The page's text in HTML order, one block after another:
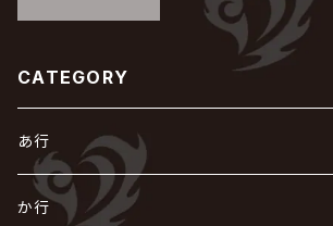
CATEGORY
あ行
あ
か行